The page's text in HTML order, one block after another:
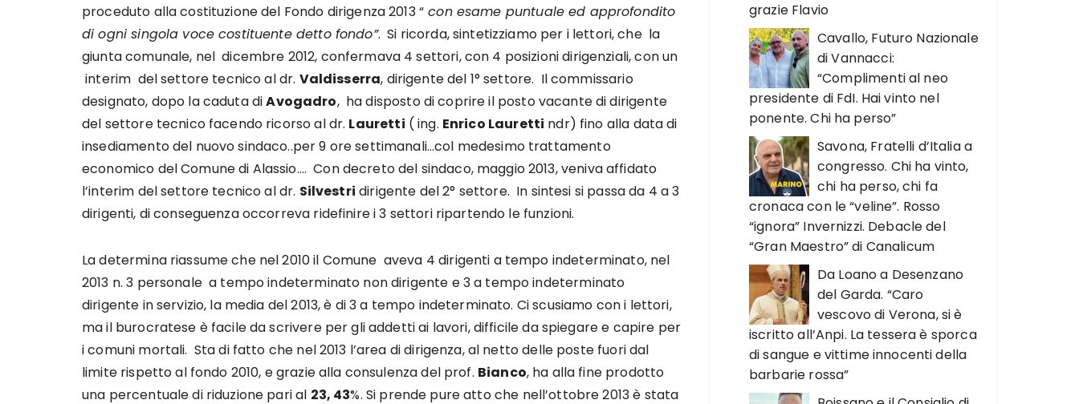
proceduto alla costituzione del Fondo dirigenza 2013 “ con esame puntuale ed approfondito
di ogni singola voce costituente detto fondo”. Si ricorda, sintetizziamo per i lettori, che la
giunta comunale, nel dicembre 2012, confermava 4 settori, con 4 posizioni dirigenziali, con un
interim del settore tecnico al dr. Valdisserra, dirigente del 1° settore. Il commissario
designato, dopo la caduta diAvogadro, ha disposto di coprire il posto vacante di dirigente
del settore tecnico facendo ricorso al dr. Lauretti ( ing. Enrico Lauretti ndr) fino alla data di
insediamento del nuovo sindaco..per 9 ore settimanali…col medesimo trattamento
economico del Comune di Alassio…. Con decreto del sindaco, maggio 2013, veniva affidato
l’interim del settore tecnico al dr. Silvestri dirigente del 2° settore. In sintesi si passa da 4 a 3
dirigenti, di conseguenza occorreva ridefinire i 3 settori ripartendo le funzioni.
La determina riassume che nel 2010 il Comune aveva 4 dirigenti a tempo indeterminato, nel
2013 n. 3 personale a tempo indeterminato non dirigente e 3 a tempo indeterminato
dirigente in servizio, la media del 2013, è di 3 a tempo indeterminato. Ci scusiamo con i lettori,
ma il burocratese è facile da scrivere per gli addetti ai lavori, difficile da spiegare e capire per
i comuni mortali. Sta di fatto che nel 2013 l’area di dirigenza, al netto delle poste fuori dal
limite rispetto al fondo 2010, e grazie alla consulenza del prof. Bianco, ha alla fine prodotto
una percentuale di riduzione pari al 23, 43%. Si prende pure atto che nell’ottobre 2013 è stata
grazie Flavio
Cavallo, Futuro Nazionale
di Vannacci:
“Complimenti al neo
presidente di FdI. Hai vinto nel
ponente. Chi ha perso”
Savona, Fratelli d’Italia a
congresso. Chi ha vinto,
chi ha perso, chi fa
cronaca con le “veline”. Rosso
“ignora” Invernizzi. Debacle del
“Gran Maestro” di Canalicum
Da Loano a Desenzano
del Garda. “Caro
vescovo di Verona, si è
iscritto all’Anpi. La tessera è sporca
di sangue e vittime innocenti della
barbarie rossa”